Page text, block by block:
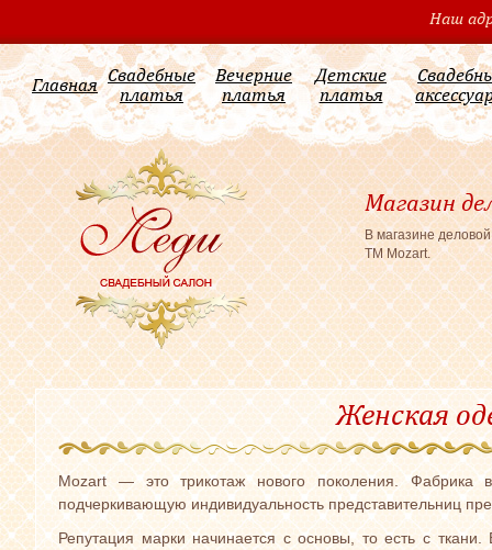
Наш
Главная
Свадебные
платья
Вечерние
платья
Детские
платья
Магазин
В магазине
ТМ Mozart.
Женская
Mozart — это трикотаж нового поколения. Фабрика
подчеркивающую индивидуальность представительниц
Репутация марки начинается с основы, то есть с